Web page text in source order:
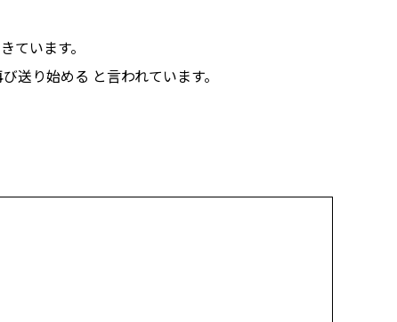
ています。
送り始める と言われています。